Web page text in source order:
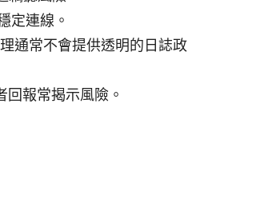
定連線。
通常不會提供透明的日誌政
回報常揭示風險。